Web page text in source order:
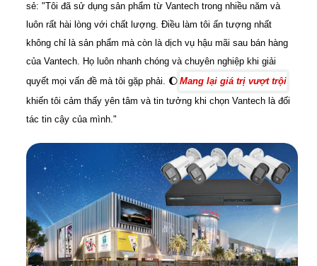
sẻ: "Tôi đã sử dụng sản phẩm từ Vantech trong nhiều năm và
luôn rất hài lòng với chất lượng. Điều làm tôi ấn tượng nhất
không chỉ là sản phẩm mà còn là dịch vụ hậu mãi sau bán hàng
của Vantech. Họ luôn nhanh chóng và chuyên nghiệp khi giải
quyết mọi vấn đề mà tôi gặp phải. 🌔 Mang lại giá trị vượt trội
khiến tôi cảm thấy yên tâm và tin tưởng khi chọn Vantech là đối
tác tin cậy của mình."